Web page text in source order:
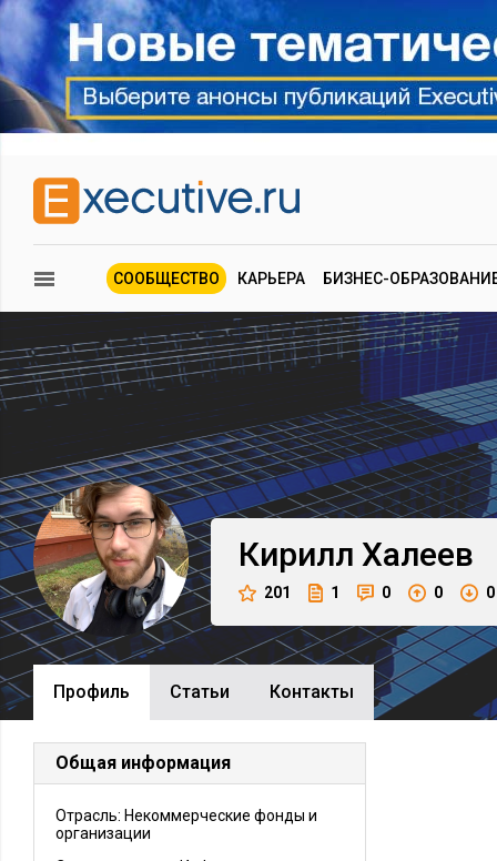
СООБЩЕСТВО КАРЬЕРА БИЗНЕС-
Кирилл Халеев
201 1 0 0 0
Профиль Cтатьи Контакты
Общая информация
Отрасль: Некоммерческие фонды и
организации